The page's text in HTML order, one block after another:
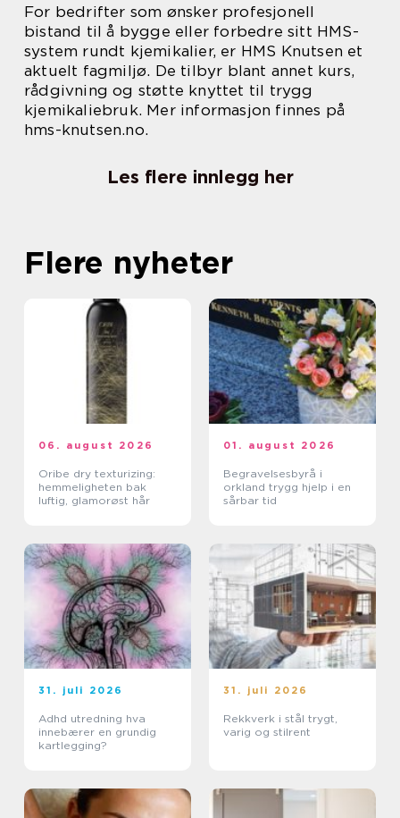
For bedrifter som ønsker profesjonell
bistand til å bygge eller forbedre sitt HMS-
system rundt kjemikalier, er HMS Knutsen et
aktuelt fagmiljø. De tilbyr blant annet kurs,
rådgivning og støtte knyttet til trygg
kjemikaliebruk. Mer informasjon finnes på
hms-knutsen.no.
Les flere innlegg her
Flere nyheter
06. august 2026
Oribe dry texturizing:
hemmeligheten bak
luftig, glamorøst hår
01. august 2026
Begravelsesbyrå i
orkland trygg hjelp i en
sårbar tid
31. juli 2026
Adhd utredning hva
innebærer en grundig
kartlegging?
31. juli 2026
Rekkverk i stål trygt,
varig og stilrent